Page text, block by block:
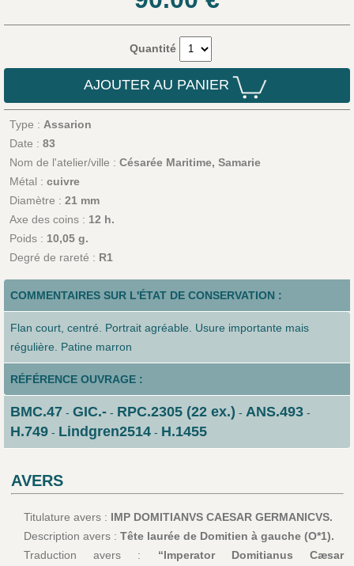
Quantité
AJOUTER AU PANIER
Type : Assarion
Date : 83
Nom de l'atelier/ville : Césarée Maritime, Samarie
Métal : cuivre
Diamètre : 21 mm
Axe des coins : 12 h.
Poids : 10,05 g.
Degré de rareté : R1
COMMENTAIRES SUR L'ÉTAT DE CONSERVATION :
Flan court, centré. Portrait agréable. Usure importante mais
régulière. Patine marron
RÉFÉRENCE OUVRAGE :
BMC.47- GIC.-- RPC.2305 (22 ex.) - ANS.493-
H.749- Lindgren2514- H.1455
AVERS
Titulature avers : IMP DOMITIANVS CAESAR GERMANICVS.
Description avers : Tête laurée de Domitien à gauche (O*1).
Traduction avers : “Imperator Domitianus Cæsar